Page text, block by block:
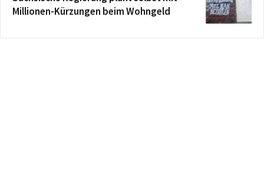
Millionen-Kürzungen beim Wohngeld